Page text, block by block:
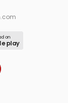
on
play